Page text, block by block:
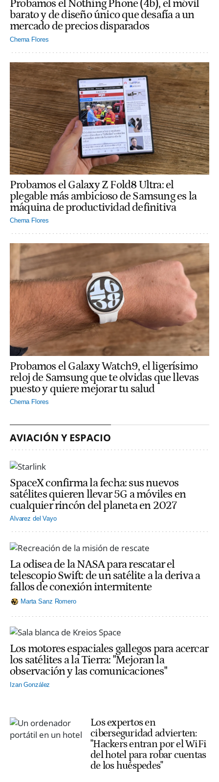
Probamos el Nothing Phone (4b), el móvil
barato y de diseño único que desafía a un
mercado de precios disparados
Chema Flores
Probamos el Galaxy Z Fold8 Ultra: el
plegable más ambicioso de Samsung es la
máquina de productividad definitiva
Chema Flores
Probamos el Galaxy Watch9, el ligerísimo
reloj de Samsung que te olvidas que llevas
puesto y quiere mejorar tu salud
Chema Flores
AVIACIÓN Y ESPACIO
SpaceX confirma la fecha: sus nuevos
satélites quieren llevar 5G a móviles en
cualquier rincón del planeta en 2027
Alvarez del Vayo
La odisea de la NASA para rescatar el
telescopio Swift: de un satélite a la deriva a
fallos de conexión intermitente
Marta Sanz Romero
Los motores espaciales gallegos para acercar
los satélites a la Tierra: "Mejoran la
observación y las comunicaciones"
Izan González
Los expertos en
ciberseguridad advierten:
"Hackers entran por el WiFi
del hotel para robar cuentas
de los huéspedes"